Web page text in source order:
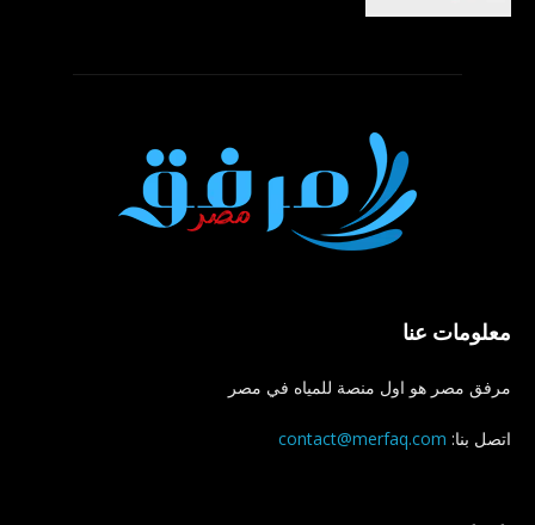
معلومات عنا
مرفق مصر هو اول منصة للمياه في مصر
اتصل بنا: contact@merfaq.com